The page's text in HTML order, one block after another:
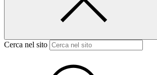
Cerca nel sito